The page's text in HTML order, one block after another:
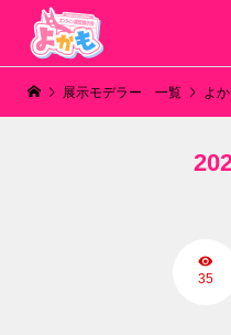
展示モデラー 一覧 よ
35